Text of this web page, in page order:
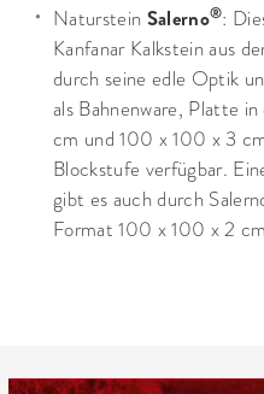
Naturstein Salerno®:
Kanfanar Kalkstein aus
durch seine edle Optik
als Bahnenware, Platte
cm und 100 x 100 x 3
Blockstufe verfügbar.
gibt es auch durch
Format 100 x 100 x 2